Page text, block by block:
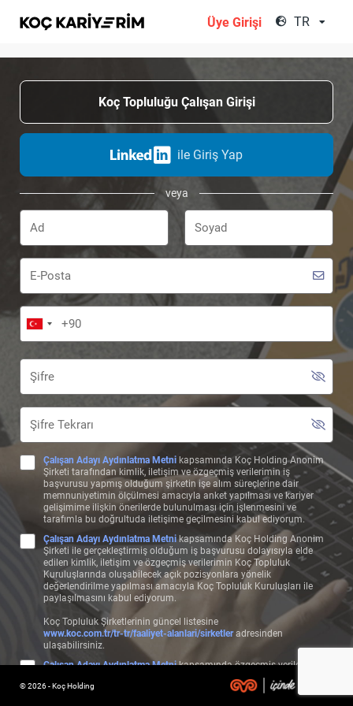
Üye Girişi TR
Koç Topluluğu Çalışan Girişi
ile Giriş Yap
veya
Çalışan Adayı Aydınlatma Metni kapsamında Koç Holding Anonim
Şirketi tarafından kimlik, iletişim ve özgeçmiş verilerimin iş
başvurusu yapmış olduğum şirketin işe alım süreçlerine dair
memnuniyetimin ölçülmesi amacıyla anket yapılması ve kariyer
gelişimime ilişkin önerilerde bulunulması için işlenmesini ve
tarafımla bu doğrultuda iletişime geçilmesini kabul ediyorum.
Çalışan Adayı Aydınlatma Metnikapsamında Koç Holding Anonim
Şirketi ile gerçekleştirmiş olduğum iş başvurusu dolayısıyla elde
edilen kimlik, iletişim ve özgeçmiş verilerimin Koç Topluluk
Kuruluşlarında oluşabilecek açık pozisyonlara yönelik
değerlendirilme yapılması amacıyla Koç Topluluk Kuruluşları ile
paylaşılmasını kabul ediyorum.
Koç Topluluk Şirketlerinin güncel listesine
www.koc.com.tr/tr-tr/faaliyet-alanlari/sirketleradresinden
ulaşabilirsiniz.
Çalışan Adayı Aydınlatma Metnikapsamında özgeçmiş verilerimin,
başvuru bilgilerime uygun olan pozisyonlarda değerlendirilebilmem
ve bu çerçeve özgeçmişime uygun şekilde test, görüşme, form ve
© 2026 - Koç Holding